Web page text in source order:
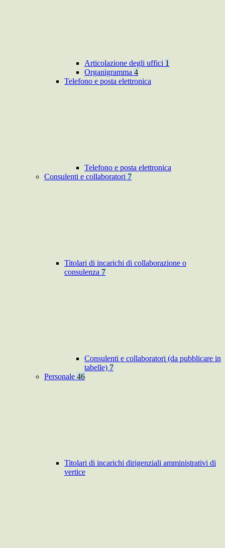
Articolazione degli uffici 1
Organigramma 4
Telefono e posta elettronica
Telefono e posta elettronica
Consulenti e collaboratori 7
Titolari di incarichi di collaborazione o
consulenza 7
Consulenti e collaboratori (da pubblicare in
tabelle) 7
Personale 46
Titolari di incarichi dirigenziali amministrativi di
vertice